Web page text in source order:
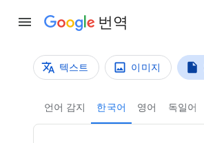
번역
번역 방법
텍스트 이미지
언어 감지 한국어 영어 독일어